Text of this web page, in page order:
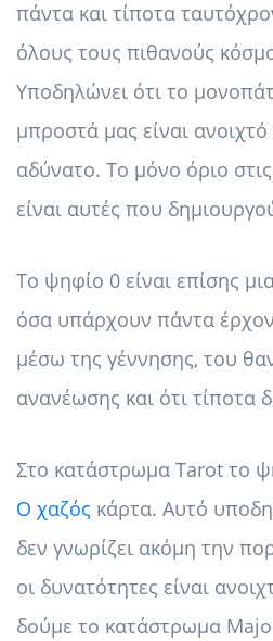
πάντα και τίποτα
όλους τους πιθανούς
Υποδηλώνει ότι το
μπροστά μας είναι ανοιχτό
αδύνατο. Το μόνο όριο
είναι αυτές που
Το ψηφίο 0 είναι επίσης
όσα υπάρχουν πάντα
μέσω της γέννησης, του
ανανέωσης και ότι τίποτα
Στο κατάστρωμα Tarot το
Ο χαζός κάρτα. Αυτό
δεν γνωρίζει ακόμη την
οι δυνατότητες είναι
δούμε το κατάστρωμα